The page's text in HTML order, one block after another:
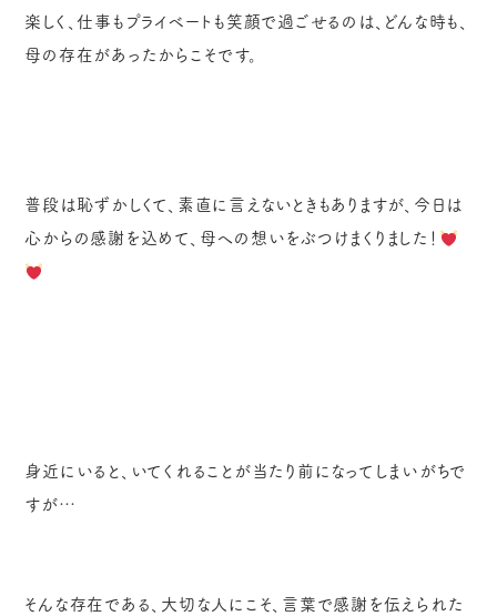
楽しく、仕事もプライベートも笑顔で過ごせるのは、どんな時も、
母の存在があったからこそです。
普段は恥ずかしくて、素直に言えないときもありますが、今日は
心からの感謝を込めて、母への想いをぶつけまくりました！
身近にいると、いてくれることが当たり前になってしまいがちで
すが…
そんな存在である、大切な人にこそ、言葉で感謝を伝えられた